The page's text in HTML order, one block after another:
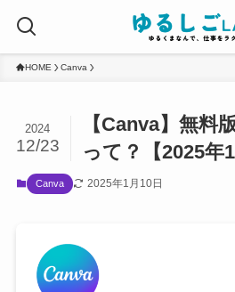
HOME Canva
【Canva】無料
って？【2025年1
2024
12/23
Canva 2025年1月10日